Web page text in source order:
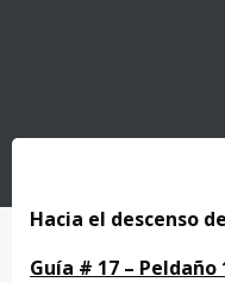
Hacia el descenso
Guía # 17 – Peldaño